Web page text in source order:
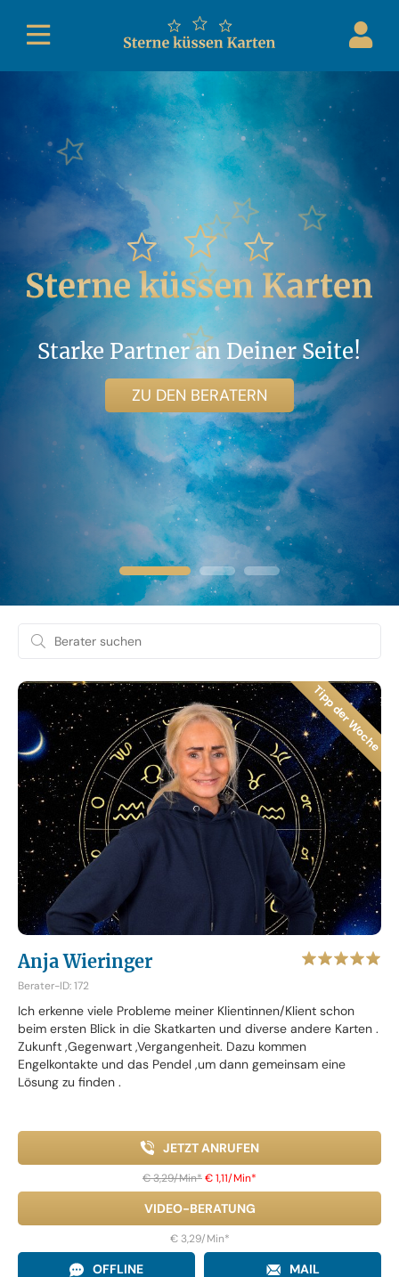
Starke Partner an Deiner Seite!
ZU DEN BERATERN
Anja Wieringer
Berater-ID: 172
Ich erkenne viele Probleme meiner Klientinnen/Klient schon
beim ersten Blick in die Skatkarten und diverse andere Karten .
Zukunft ,Gegenwart ,Vergangenheit. Dazu kommen
Engelkontakte und das Pendel ,um dann gemeinsam eine
Lösung zu finden .
JETZT ANRUFEN
€ 3,29/Min*€ 1,11/Min*
VIDEO-BERATUNG
€ 3,29/Min*
OFFLINE MAIL